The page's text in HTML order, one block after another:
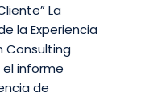
La
la Experiencia
Consulting
informe
de